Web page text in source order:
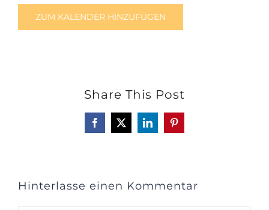
ZUM KALENDER HINZUFÜGEN
Share This Post
Facebook
X LinkedInPinterest
Hinterlasse einen Kommentar